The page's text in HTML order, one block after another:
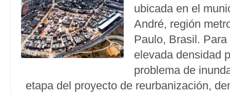
ubicada en el
André, región
Paulo, Brasil.
elevada densidad
problema de
etapa del proyecto de reurbanización,